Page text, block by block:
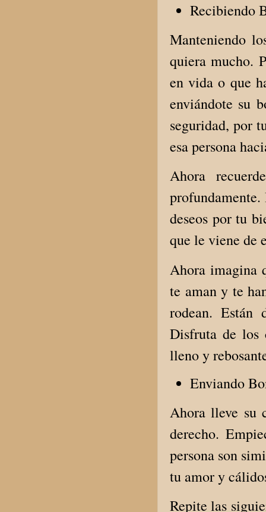
Recibiendo
Manteniendo
quiera mucho.
en vida o que
enviándote su
seguridad, por
esa persona
Ahora
deseos por tu
que le viene de
Ahora imagina
te aman y te
rodean. Están
Disfruta de los
lleno y
Enviando
Ahora lleve su
derecho.
persona son
tu amor y
Repite las